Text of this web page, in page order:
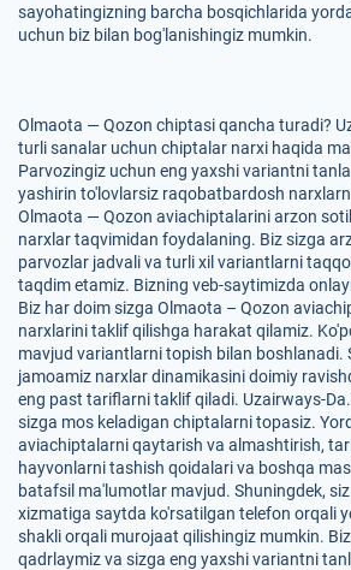
sayohatingizning barcha bosqichlarida
uchun biz bilan bog'lanishingiz mumkin.
Olmaota — Qozon chiptasi qancha turadi?
turli sanalar uchun chiptalar narxi haqida
Parvozingiz uchun eng yaxshi variantni
yashirin to'lovlarsiz raqobatbardosh
Olmaota — Qozon aviachiptalarini arzon
narxlar taqvimidan foydalaning. Biz sizga
parvozlar jadvali va turli xil variantlarni
taqdim etamiz. Bizning veb-saytimizda
Biz har doim sizga Olmaota – Qozon
narxlarini taklif qilishga harakat qilamiz.
mavjud variantlarni topish bilan boshlanadi.
jamoamiz narxlar dinamikasini doimiy
eng past tariflarni taklif qiladi. Uzairways-
sizga mos keladigan chiptalarni topasiz.
aviachiptalarni qaytarish va almashtirish,
hayvonlarni tashish qoidalari va boshqa
batafsil ma'lumotlar mavjud. Shuningdek,
xizmatiga saytda ko'rsatilgan telefon orqali
shakli orqali murojaat qilishingiz mumkin.
qadrlaymiz va sizga eng yaxshi variantni